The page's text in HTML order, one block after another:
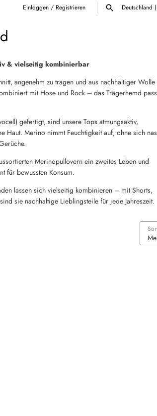
Einloggen / Registrieren Währung
Deutschland
& vielseitig kombinierbar
angenehm zu tragen und aus nachhaltiger Wolle
mit Hose und Rock – das Trägerhemd
gefertigt, sind unsere Tops atmungsaktiv,
Haut. Merino nimmt Feuchtigkeit auf, ohne sich
Merinopullovern ein zweites Leben und
für bewussten Konsum.
lassen sich vielseitig kombinieren – mit Shorts,
sie nachhaltige Lieblingsteile für jede Jahreszeit.